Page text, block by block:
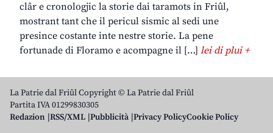
clâr e cronologjic la storie dai taramots in Friûl,
mostrant tant che il pericul sismic al sedi une
presince costante inte nestre storie. La pene
fortunade di Floramo e acompagne il […] lei di plui +
La Patrie dal Friûl Copyright © La Patrie dal Friûl
Partita IVA 01299830305
Redazion RSS/XML Pubblicità Privacy PolicyCookie Policy